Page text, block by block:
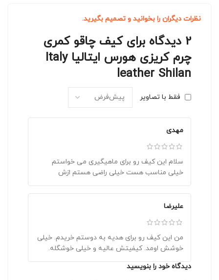
نظرات دیگران را بخوانید و تصمیم بگیرید.
2 دیدگاه برای
کیف چاقو کمری
چرم کریزی هورس ایتالیا Italy
leather Shilan
فقط با تصاویر
مهدی
سلام این کیف رو برای ماهیگیری می خواستم
خیلی مناسب هست خیلی راضی هستم ازش
علیرضا
من این کیف رو برای هدیه به دوستم خریدم. خیلی
خوشش اومد. کیفیتش عالیه و خیلی خوشگله.
دیدگاه خود را بنویسید